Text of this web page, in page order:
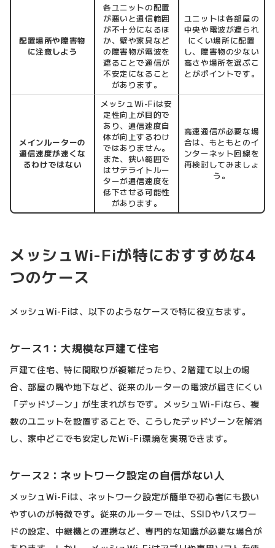
配置場所や障害物
に注意しよう
各ユニットの配置
が悪いと通信範囲
が不十分になるほ
か、壁や家具など
の障害物が電波を
遮ることで通信が
不安定になること
があります。
ユニットは各部屋の
中央や電波が遮られ
にくい場所に配置
し、障害物の少ない
高さや場所を選ぶこ
とがポイントです。
メインルーターの
通信速度が速くな
るわけではない
メッシュWi-Fiは安
定性向上が目的で
あり、通信速度自
体が向上するわけ
ではありません。
また、狭い範囲で
はサテライトルー
ターが通信速度を
低下させる可能性
があります。
高速通信が必要な場
合は、もともとのイ
ンターネット回線を
再検討してみましょ
う。
メッシュWi-Fiが特におすすめな4
つのケース
メッシュWi-Fiは、以下のようなケースで特に役立ちます。
ケース1：大規模な戸建て住宅
戸建て住宅、特に間取りが複雑だったり、2階建て以上の場
合、部屋の隅や地下など、従来のルーターの電波が届きにくい
「デッドゾーン」が生まれがちです。メッシュWi-Fiなら、複
数のユニットを設置することで、こうしたデッドゾーンを解消
し、家中どこでも安定したWi-Fi環境を実現できます。
ケース2：ネットワーク設定の自信がない人
メッシュWi-Fiは、ネットワーク設定が簡単で初心者にも扱い
やすいのが特徴です。従来のルーターでは、SSIDやパスワー
ドの設定、中継機との連携など、専門的な知識が必要な場合が